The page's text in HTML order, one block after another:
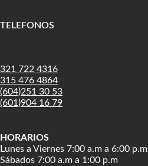
TELEFONOS
321 722 4316
315 476 4864
(604)251 30 53
(601)904 16 79
HORARIOS
Lunes a Viernes 7:00 a.m a 6:00 p.m
Sábados 7:00 a.m a 1:00 p.m